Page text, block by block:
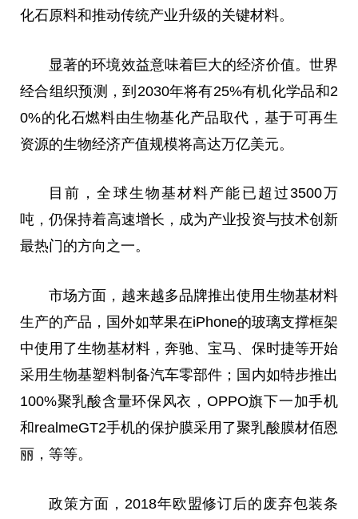
化石原料和推动传统产业升级的关键材料。
显著的环境效益意味着巨大的经济价值。世界
经合组织预测，到2030年将有25%有机化学品和2
0%的化石燃料由生物基化产品取代，基于可再生
资源的生物经济产值规模将高达万亿美元。
目前，全球生物基材料产能已超过3500万
吨，仍保持着高速增长，成为产业投资与技术创新
最热门的方向之一。
市场方面，越来越多品牌推出使用生物基材料
生产的产品，国外如苹果在iPhone的玻璃支撑框架
中使用了生物基材料，奔驰、宝马、保时捷等开始
采用生物基塑料制备汽车零部件；国内如特步推出
100%聚乳酸含量环保风衣，OPPO旗下一加手机
和realmeGT2手机的保护膜采用了聚乳酸膜材佰恩
丽，等等。
政策方面，2018年欧盟修订后的废弃包装条